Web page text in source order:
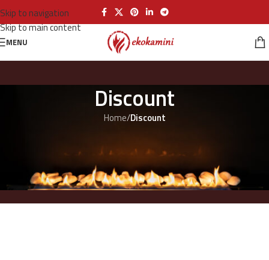
Skip to navigation
Skip to main content
MENU
Discount
Home/Discount